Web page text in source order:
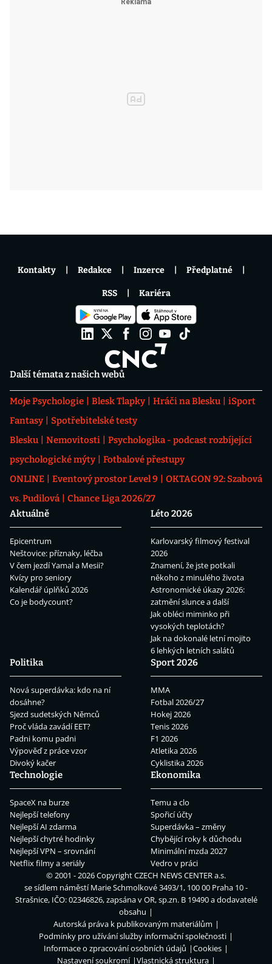
Další témata z našich webů
Moje Psychologie Blesk Tlapky Hráči na Blesku
iSport
Fantasy
Spotřebitelské testy
Blesku
Nemovitosti
Psychologika - podcast rozbíjející
psychologické mýty
Fotbalové přestupy
ONLINE
Eventový prostor Level 9
OKTAGON 92: Szabová
vs. Pudilová
Chance Liga 2026/27
Aktuálně
Epicentrum
Neštovice: příznaky, léčba
V čem jezdí Yamal a Mesii?
Kvízy pro seniory
Kalendář úplňků 2026
Co je bodycount?
Léto 2026
Karlovarský filmový festival
2026
Znamení, že jste potkali
někoho z minulého života
Astronomické úkazy 2026:
zatmění slunce a další
Jak obléci miminko při
vysokých teplotách?
Jak na dokonalé letní mojito
6 lehkých letních salátů
Politika
Nová superdávka: kdo na ní
dosáhne?
Sjezd sudetských Němců
Proč vláda zavádí EET?
Padni komu padni
Výpověď z práce vzor
Divoký kačer
Sport 2026
MMA
Fotbal 2026/27
Hokej 2026
Tenis 2026
F1 2026
Atletika 2026
Cyklistika 2026
Technologie
SpaceX na burze
Nejlepší telefony
Nejlepší AI zdarma
Nejlepší chytré hodinky
Nejlepší VPN – srovnání
Netflix filmy a seriály
Ekonomika
Temu a clo
Spořicí účty
Superdávka – změny
Chybějící roky k důchodu
Minimální mzda 2027
Vedro v práci
Kontakty Redakce Inzerce Předplatné
RSS Kariéra
© 2001 - 2026 CopyrightCZECH NEWS CENTER a.s.
se sídlem náměstí Marie Schmolkové 3493/1, 100 00 Praha 10 -
Strašnice, IČO: 02346826, zapsána v OR, sp.zn. B 19490 a dodavatelé
obsahu
Autorská práva k publikovaným materiálům
Podmínky pro užívání služby informační společnosti
Informace o zpracování osobních údajů
Cookies
Nastavení soukromí
Vlastnická struktura